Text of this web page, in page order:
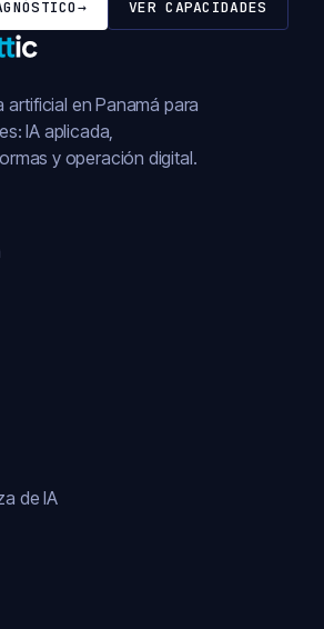
→ VER CAPACIDADES
artificial en Panamá para
IA aplicada,
y operación digital.
de IA